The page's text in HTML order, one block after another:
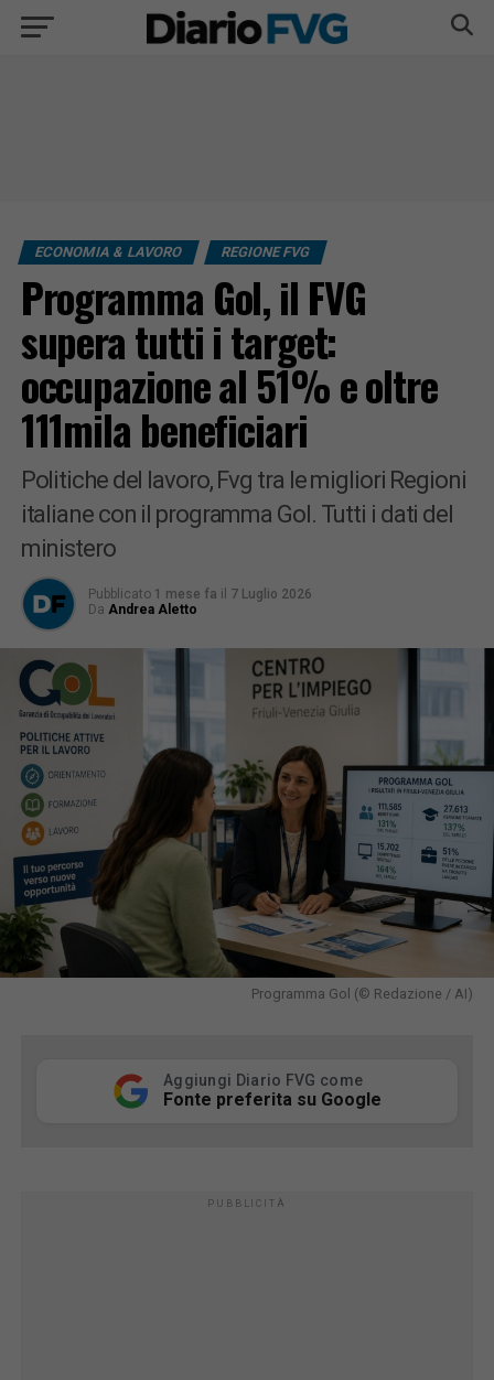
ECONOMIA & LAVORO REGIONE FVG
Programma Gol, il FVG
supera tutti i target:
occupazione al 51% e oltre
111mila beneficiari
Politiche del lavoro, Fvg tra le migliori Regioni
italiane con il programma Gol. Tutti i dati del
ministero
Pubblicato 1 mese fa il 7 Luglio 2026
Da Andrea Aletto
Programma Gol (© Redazione / AI)
Aggiungi Diario FVG come
Fonte preferita su Google